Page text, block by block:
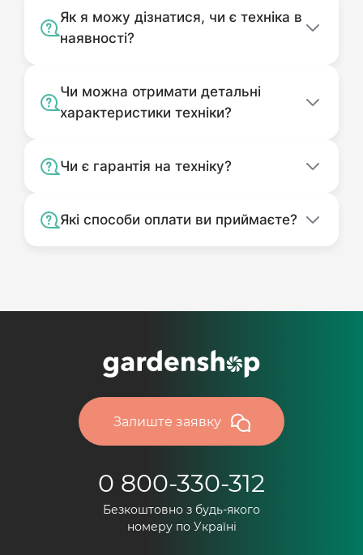
Як я можу дізнатися, чи є техніка в
наявності?
Чи можна отримати детальні
характеристики техніки?
Чи є гарантія на техніку?
Які способи оплати ви приймаєте?
Залиште заявку
0 800-330-312
Безкоштовно з будь-якого
номеру по Україні